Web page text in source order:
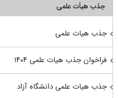
جذب هیأت علمی
جذب هیات علمی
فراخوان جذب هیات علمی ۱۴۰۴
جذب هیات علمی دانشگاه آزاد